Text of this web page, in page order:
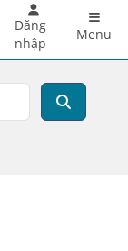
Đăng
nhập
Menu